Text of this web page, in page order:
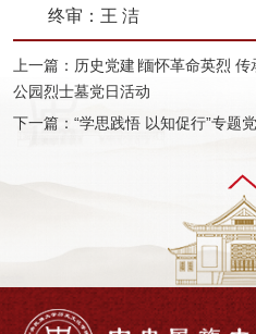
终审：王 洁
上一篇：历史党建∣缅怀革命英烈
公园烈士墓党日活动
下一篇：“学思践悟 以知促行”专题